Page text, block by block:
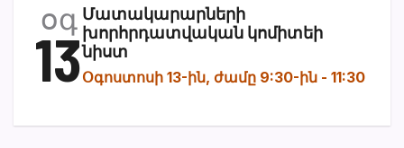
օգ
13
Մատակարարների
խորհրդատվական կոմիտեի
նիստ
Օգոստոսի 13-ին, ժամը 9:30-ին - 11:30